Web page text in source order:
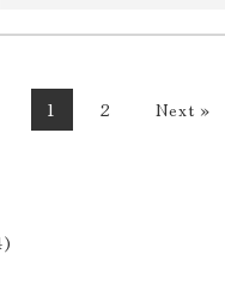
1 2 Next »